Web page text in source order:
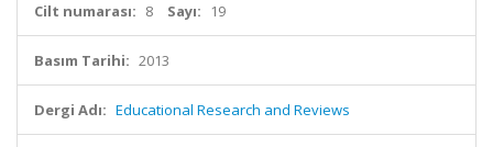
Cilt numarası: 8 Sayı: 19
Basım Tarihi: 2013
Dergi Adı: Educational Research and Reviews